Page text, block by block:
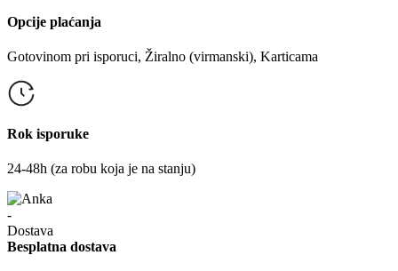
Opcije plaćanja
Gotovinom pri isporuci, Žiralno (virmanski), Karticama
Rok isporuke
24-48h (za robu koja je na stanju)
Besplatna dostava